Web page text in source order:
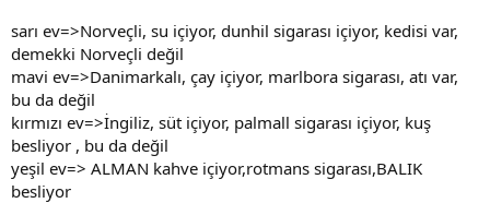
sarı ev=>Norveçli, su içiyor, dunhil sigarası içiyor, kedisi var,
demekki Norveçli değil
mavi ev=>Danimarkalı, çay içiyor, marlbora sigarası, atı var,
bu da değil
kırmızı ev=>İngiliz, süt içiyor, palmall sigarası içiyor, kuş
besliyor , bu da değil
yeşil ev=> ALMAN kahve içiyor,rotmans sigarası,BALIK
besliyor